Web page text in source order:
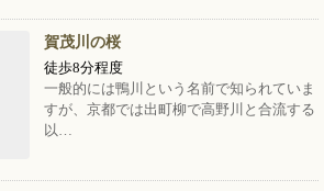
賀茂川の桜
徒歩8分程度
一般的には鴨川という名前で知られていま
すが、京都では出町柳で高野川と合流する
以…